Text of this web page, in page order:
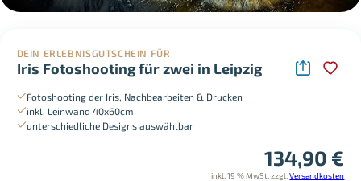
DEIN ERLEBNISGUTSCHEIN FÜR
Iris Fotoshooting für zwei in Leipzig
Fotoshooting der Iris, Nachbearbeiten & Drucken
inkl. Leinwand 40x60cm
unterschiedliche Designs auswählbar
134,90 €
inkl. 19 % MwSt. zzgl.Versandkosten